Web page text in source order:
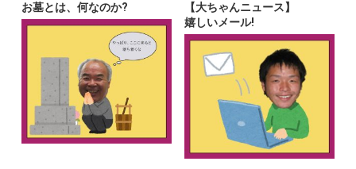
お墓とは、何なのか?
【大ちゃんニュース】
嬉しいメール!